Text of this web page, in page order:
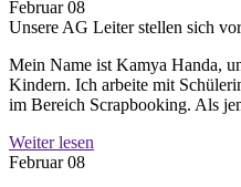
Februar 08
Unsere AG Leiter stellen sich
Mein Name ist Kamya Handa,
Kindern. Ich arbeite mit
im Bereich Scrapbooking. Als
Weiter lesen
Februar 08